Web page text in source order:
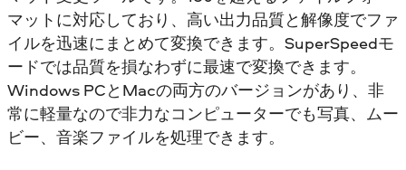
マットに対応しており、高い出力品質と解像度でファ
イルを迅速にまとめて変換できます。SuperSpeedモ
ードでは品質を損なわずに最速で変換できます。
Windows PCとMacの両方のバージョンがあり、非
常に軽量なので非力なコンピューターでも写真、ムー
ビー、音楽ファイルを処理できます。